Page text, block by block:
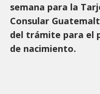
semana para la
Consular
del trámite para el
de nacimiento.